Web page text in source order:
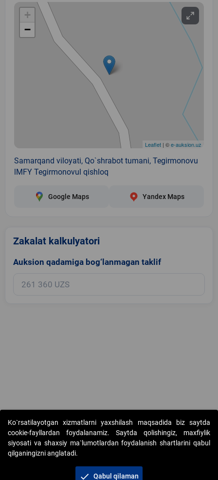
+
−
Leaflet | ©e-auksion.uz
Samarqand viloyati, Qo`shrabot tumani, Tegirmonovu
lMFY Tegirmonovul qishloq
Google Maps Yandex Maps
Zakalat kalkulyatori
Auksion qadamiga bog‘lanmagan taklif
Copyright © 2017-2026. "Elektron onlayn-auksionlarni tashkil etish"
AJ. Barcha huquqlar himoyalangan
Ko`rsatilayotgan xizmatlarni yaxshilash maqsadida biz saytda
cookie-fayllardan foydalanamiz. Saytda qolishingiz, maxfiylik
siyosati va shaxsiy ma`lumotlardan foydalanish shartlarini qabul
qilganingizni anglatadi.
check Qabul qilaman